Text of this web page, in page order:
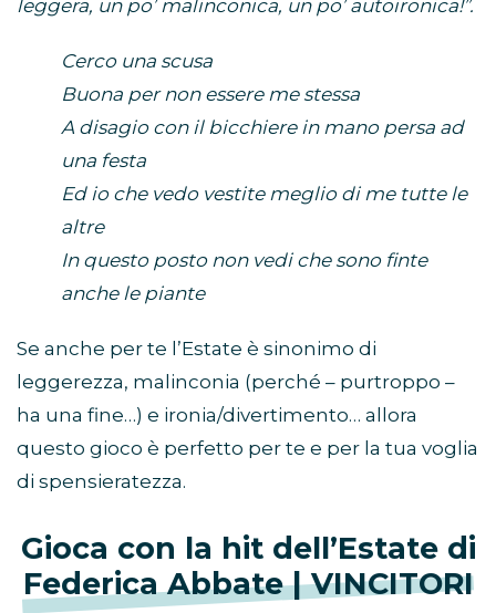
leggera, un po’ malinconica, un po’ autoironica!”.
Cerco una scusa
Buona per non essere me stessa
A disagio con il bicchiere in mano persa ad
una festa
Ed io che vedo vestite meglio di me tutte le
altre
In questo posto non vedi che sono finte
anche le piante
Se anche per te l’Estate è sinonimo di
leggerezza, malinconia (perché – purtroppo –
ha una fine…) e ironia/divertimento… allora
questo gioco è perfetto per te e per la tua voglia
di spensieratezza.
Gioca con la hit dell’Estate di
Federica Abbate | VINCITORI